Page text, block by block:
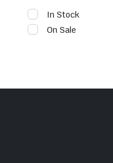
In Stock
On Sale